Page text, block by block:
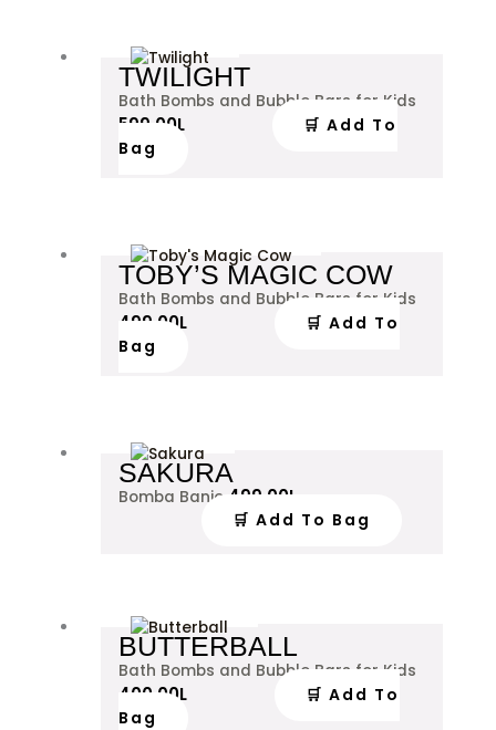
TWILIGHT
Bath Bombs and Bubble Bars for Kids
599.00L
🛒 Add To
Bag
TOBY’S MAGIC COW
Bath Bombs and Bubble Bars for Kids
499.00L
🛒 Add To
Bag
SAKURA
Bomba Banje 499.00L
🛒 Add To Bag
BUTTERBALL
Bath Bombs and Bubble Bars for Kids
400.00L
🛒 Add To
Bag